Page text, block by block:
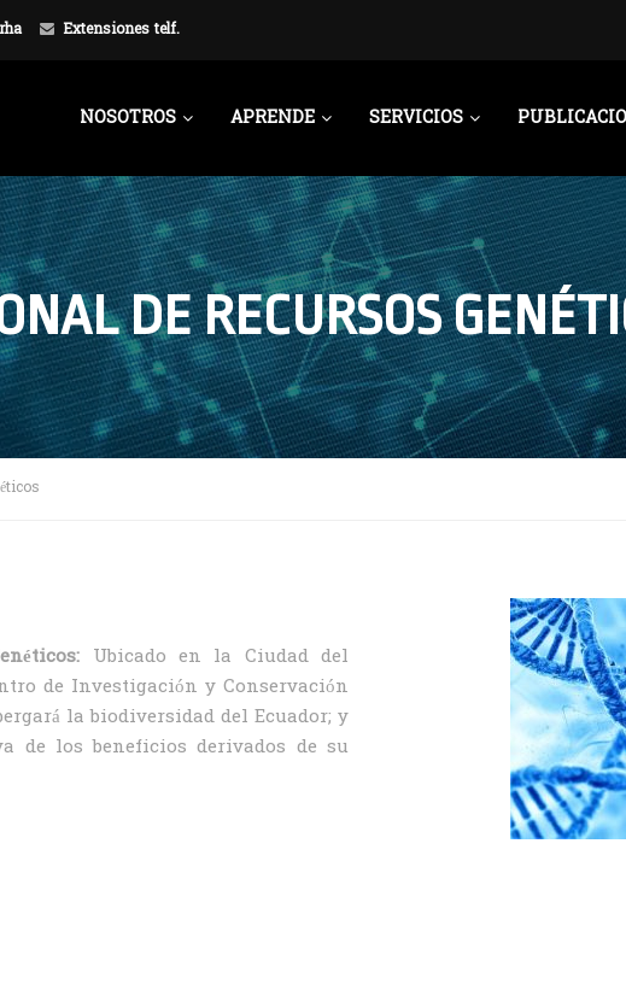
Extensiones telf.
NOSOTROS APRENDE SERVICIOS
DE RECURSOS
Ubicado en la Ciudad del
de Investigación y Conservación
la biodiversidad del Ecuador; y
de los beneficios derivados de su